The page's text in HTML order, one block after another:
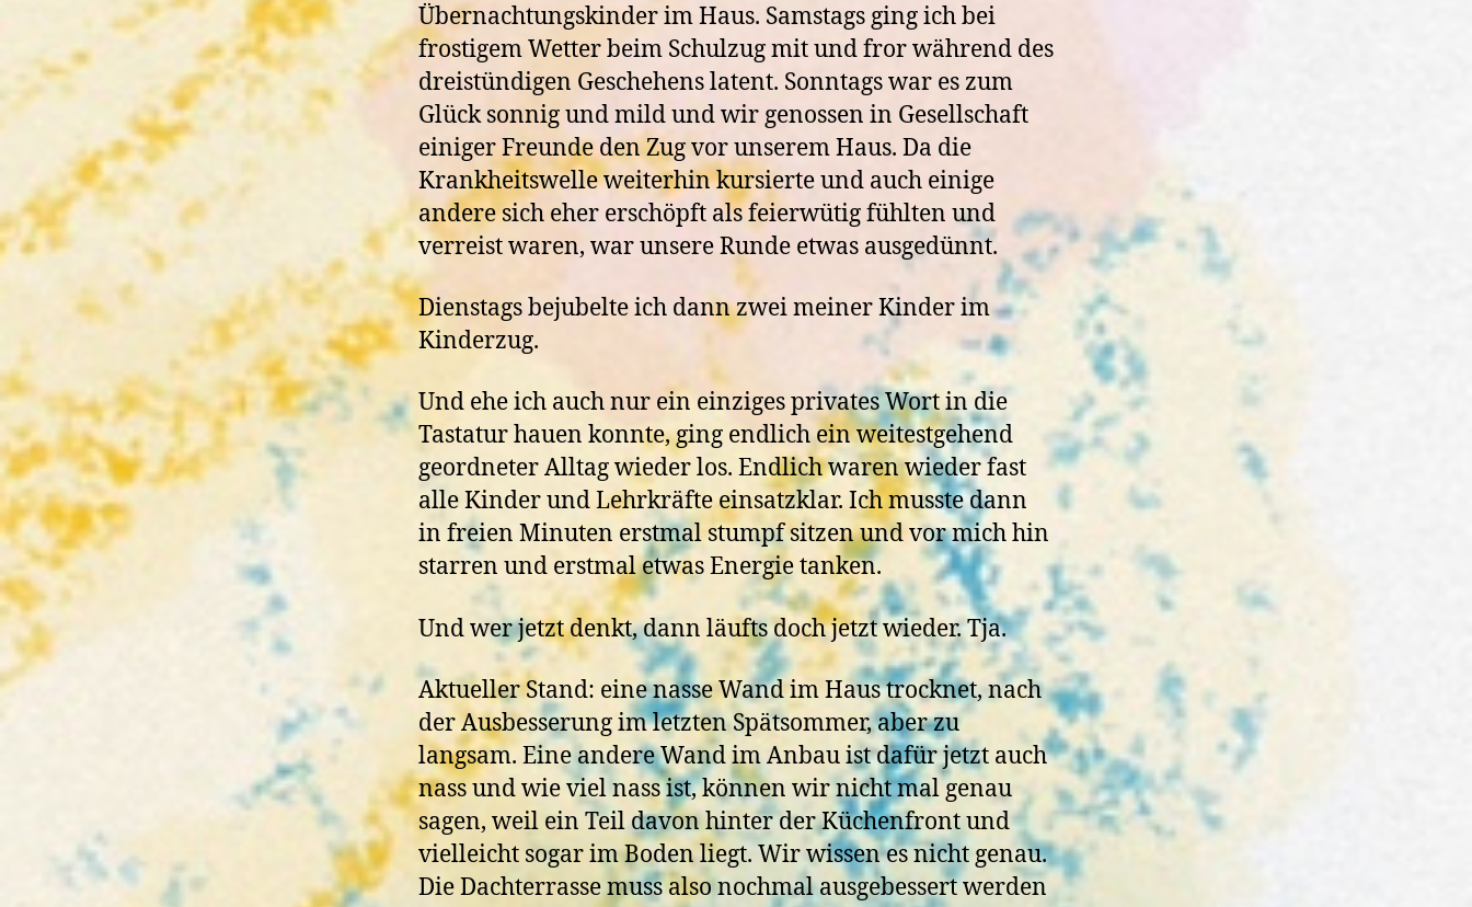
Übernachtungskinder im Haus. Samstags ging ich bei
frostigem Wetter beim Schulzug mit und fror während des
dreistündigen Geschehens latent. Sonntags war es zum
Glück sonnig und mild und wir genossen in Gesellschaft
einiger Freunde den Zug vor unserem Haus. Da die
Krankheitswelle weiterhin kursierte und auch einige
andere sich eher erschöpft als feierwütig fühlten und
verreist waren, war unsere Runde etwas ausgedünnt.
Dienstags bejubelte ich dann zwei meiner Kinder im
Kinderzug.
Und ehe ich auch nur ein einziges privates Wort in die
Tastatur hauen konnte, ging endlich ein weitestgehend
geordneter Alltag wieder los. Endlich waren wieder fast
alle Kinder und Lehrkräfte einsatzklar. Ich musste dann
in freien Minuten erstmal stumpf sitzen und vor mich hin
starren und erstmal etwas Energie tanken.
Und wer jetzt denkt, dann läufts doch jetzt wieder. Tja.
Aktueller Stand: eine nasse Wand im Haus trocknet, nach
der Ausbesserung im letzten Spätsommer, aber zu
langsam. Eine andere Wand im Anbau ist dafür jetzt auch
nass und wie viel nass ist, können wir nicht mal genau
sagen, weil ein Teil davon hinter der Küchenfront und
vielleicht sogar im Boden liegt. Wir wissen es nicht genau.
Die Dachterrasse muss also nochmal ausgebessert werden